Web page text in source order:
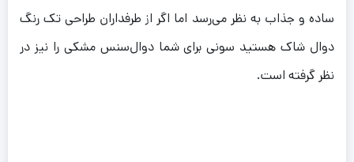
ساده و جذاب به نظر می‌رسد اما اگر از طرفداران طراحی تک رنگ
دوال شاک هستید سونی برای شما دوال‌سنس مشکی را نیز در
نظر گرفته است.